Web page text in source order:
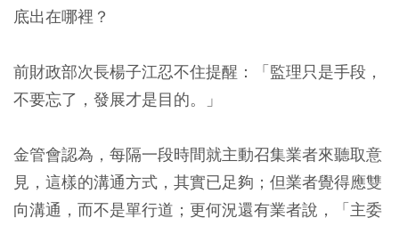
底出在哪裡？
前財政部次長楊子江忍不住提醒：「監理只是手段，
不要忘了，發展才是目的。」
金管會認為，每隔一段時間就主動召集業者來聽取意
見，這樣的溝通方式，其實已足夠；但業者覺得應雙
向溝通，而不是單行道；更何況還有業者說，「主委